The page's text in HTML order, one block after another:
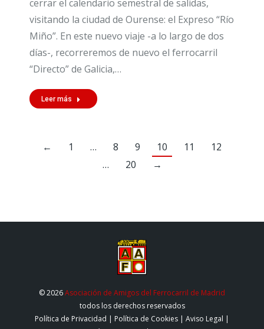
cerrar el calendario semestral de salidas,
visitando la ciudad de Ourense: el Expreso “Río
Miño”. En este nuevo viaje -a lo largo de dos
días-, recorreremos de nuevo el ferrocarril
“Directo” de Galicia,…
Leer más
← 1 … 8 9 10 11
12
…
20 →
© 2026Asociación de Amigos del Ferrocarril de Madrid
todos los derechos reservados
Política de Privacidad | Política de Cookies | Aviso Legal |